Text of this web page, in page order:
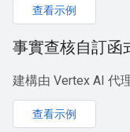
查看示例
事實查核自訂函
建構由 Vertex AI 代
查看示例